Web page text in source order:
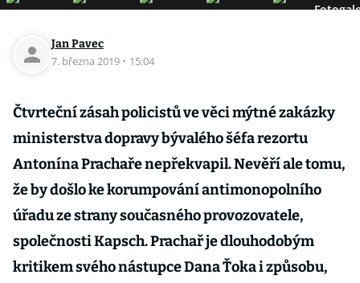
Jan Pavec
7. března 2019 · 15:04
Čtvrteční zásah policistů ve věci mýtné zakázky
ministerstva dopravy bývalého šéfa rezortu
Antonína Prachaře nepřekvapil. Nevěří ale tomu,
že by došlo ke korumpování antimonopolního
úřadu ze strany současného provozovatele,
společnosti Kapsch. Prachař je dlouhodobým
kritikem svého nástupce Dana Ťoka i způsobu,